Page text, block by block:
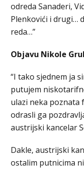
odreda Sanaderi,
Plenkovići i drugi…
reda…”
Objavu Nikole
“I tako sjednem ja
putujem
ulazi neka poznata
odrasli ga
austrijski kancelar
Dakle, austrijski
ostalim putnicima